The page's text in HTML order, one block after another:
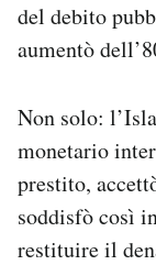
del debito
aumentò
Non solo:
monetario
prestito,
soddisfò così
restituire il